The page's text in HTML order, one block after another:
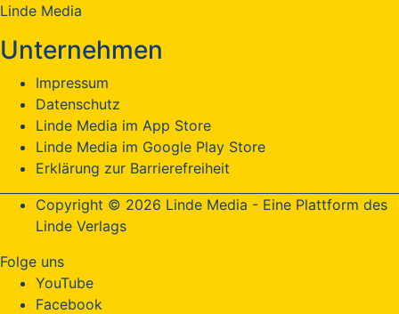
Linde Media
Unternehmen
Impressum
Datenschutz
Linde Media im App Store
Linde Media im Google Play Store
Erklärung zur Barrierefreiheit
Copyright © 2026 Linde Media - Eine Plattform des
Linde Verlags
Folge uns
YouTube
Facebook